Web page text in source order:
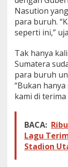
Nasution
para buruh.
seperti ini,”
Tak hanya
Sumatera
para buruh
“Bukan
kami di
BACA:
Lagu
Stadion